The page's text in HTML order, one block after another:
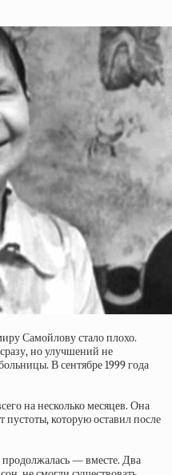
Самойлову стало плохо.
но улучшений не
В сентябре 1999 года
на несколько месяцев. Она
пустоты, которую оставил после
продолжалась — вместе. Два